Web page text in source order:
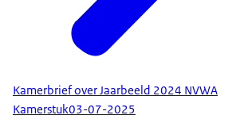
Kamerbrief over Jaarbeeld 2024 NVWA
Kamerstuk03-07-2025